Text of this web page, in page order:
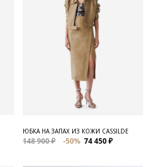
ЮБКА НА ЗАПАХ ИЗ КОЖИ CASSILDE
148 900 ₽ -50% 74 450 ₽